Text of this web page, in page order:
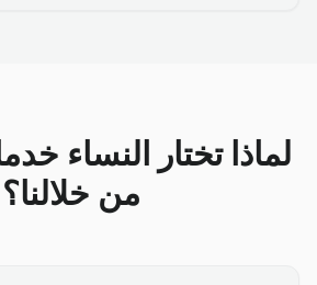
لماذا تختار النساء
من خلالنا؟